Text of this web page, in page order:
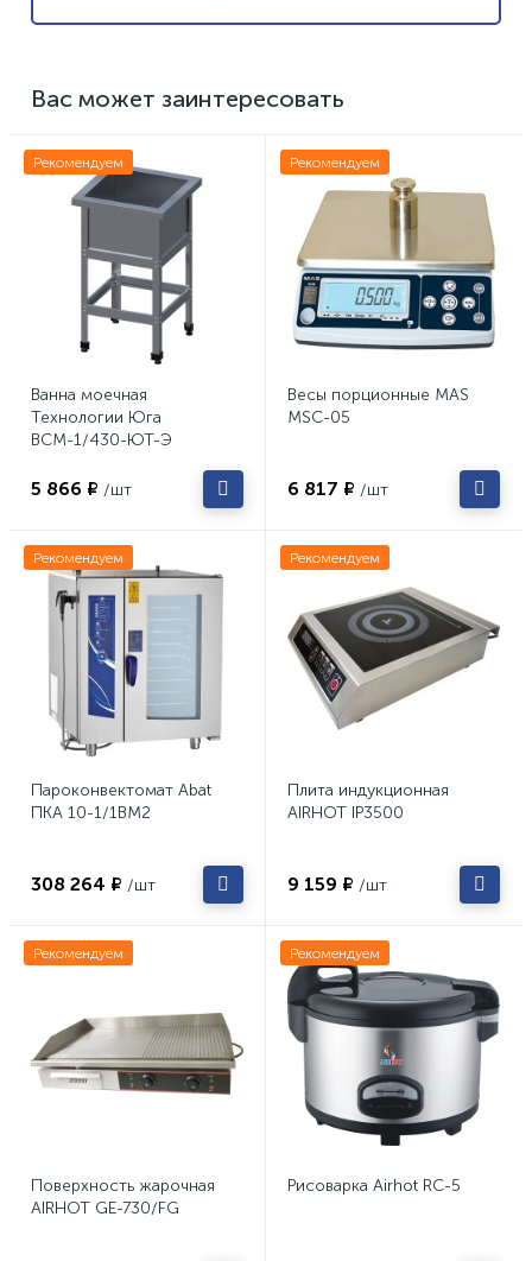
Вас может заинтересовать
Рекомендуем
Ванна моечная
Технологии Юга
ВСМ-1/430-ЮТ-Э
5 866 ₽ /шт
Рекомендуем
Весы порционные MAS
MSC-05
6 817 ₽ /шт
Рекомендуем
Пароконвектомат Abat
ПКА 10-1/1ВМ2
308 264 ₽ /шт
Рекомендуем
Плита индукционная
AIRHOT IP3500
9 159 ₽ /шт
Рекомендуем
Поверхность жарочная
AIRHOT GE-730/FG
Рекомендуем
Рисоварка Airhot RC-5